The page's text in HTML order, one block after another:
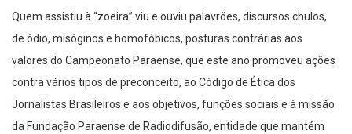
Quem assistiu à “zoeira” viu e ouviu palavrões, discursos chulos,
de ódio, misóginos e homofóbicos, posturas contrárias aos
valores do Campeonato Paraense, que este ano promoveu ações
contra vários tipos de preconceito, ao Código de Ética dos
Jornalistas Brasileiros e aos objetivos, funções sociais e à missão
da Fundação Paraense de Radiodifusão, entidade que mantém